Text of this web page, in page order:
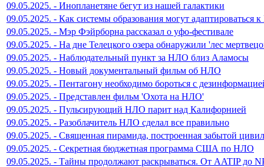
09.05.2025. - Инопланетяне бегут из нашей галактики
09.05.2025. - Как системы образования могут адаптироваться
09.05.2025. - Мэр Фэйрборна рассказал о уфо-фестивале
09.05.2025. - На дне Телецкого озера обнаружили 'лес
09.05.2025. - Наблюдательный пункт за НЛО близ Аламосы
09.05.2025. - Новый документальный фильм об НЛО
09.05.2025. - Пентагону необходимо бороться с
09.05.2025. - Представлен фильм 'Охота на НЛО'
09.05.2025. - Пульсирующий НЛО парит над Калифорнией
09.05.2025. - Разоблачитель НЛО сделал все правильно
09.05.2025. - Священная пирамида, построенная забытой
09.05.2025. - Секретная бюджетная программа США по НЛО
09.05.2025. - Тайны продолжают раскрываться. От AATIP до